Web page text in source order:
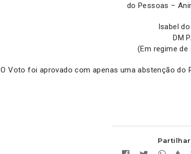
do Pessoas –
Isabel
DM
(Em regime
O Voto foi aprovado com apenas uma abstenção do